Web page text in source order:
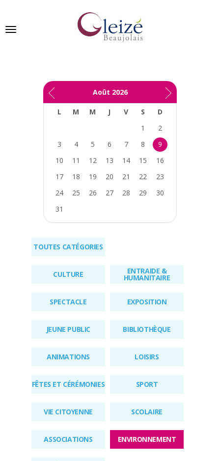
Ville de Gleizé en beaujolais
PUBLICATIONS
Août 2026
L M M J V S
D
1
2
3
4 5 6 7 8
9
10
11 12 13 14 15
16
17
18 19 20 21 22
23
24
25 26 27 28 29
30
31
TOUTES CATÉGORIES
CULTURE ENTRAIDE &
HUMANITAIRE
SPECTACLE EXPOSITION
JEUNE PUBLIC BIBLIOTHÈQUE
ANIMATIONS LOISIRS
FÊTES ET CÉRÉMONIES SPORT
VIE CITOYENNE SCOLAIRE
ASSOCIATIONS ENVIRONNEMENT